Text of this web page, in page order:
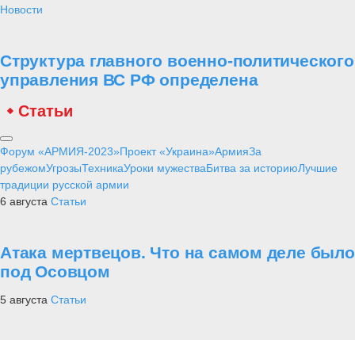
Новости
Структура главного военно-политического
управления ВС РФ определена
Статьи
Форум «АРМИЯ-2023»Проект «Украина»АрмияЗа
рубежомУгрозыТехникаУроки мужестваБитва за историюЛучшие
традиции русской армии
6 августа Статьи
Атака мертвецов. Что на самом деле было
под Осовцом
5 августа Статьи